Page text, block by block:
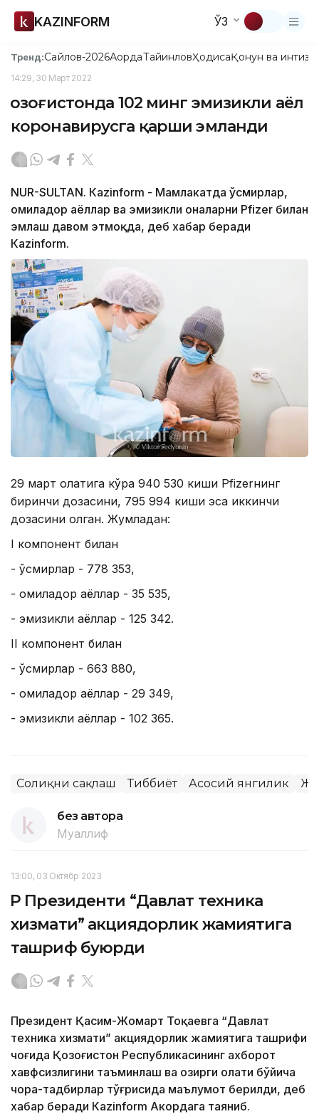
KAZINFORM ЎЗ
Тренд:Сайлов-2026АқордаТайинловҲодисаҚонун ва
14:29, 30 Март 2022
Қозоғистонда 102 минг эмизикли аёл
коронавирусга қарши эмланди
NUR-SULTAN. Кazinform - Мамлакатда ўсмирлар,
ҳомиладор аёллар ва эмизикли оналарни Pfizer билан
эмлаш давом этмоқда, деб хабар беради
Кazinform.
29 март ҳолатига кўра 940 530 киши Pfizerнинг
биринчи дозасини, 795 994 киши эса иккинчи
дозасини олган. Жумладан:
I компонент билан
- ўсмирлар - 778 353,
- ҳомиладор аёллар - 35 535,
- эмизикли аёллар - 125 342.
II компонент билан
- ўсмирлар - 663 880,
- ҳомиладор аёллар - 29 349,
- эмизикли аёллар - 102 365.
Соғлиқни сақлаш Тиббиёт Асосий янгилик
без автора
Муаллиф
13:00, 03 Октябр 2023
ҚР Президенти “Давлат техника
хизмати” акциядорлик жамиятига
ташриф буюрди
Президент Қасим-Жомарт Тоқаевга “Давлат
техника хизмати” акциядорлик жамиятига ташрифи
чоғида Қозоғистон Республикасининг ахборот
хавфсизлигини таъминлаш ва ҳозирги ҳолати бўйича
чора-тадбирлар тўғрисида маълумот берилди, деб
хабар беради Каzinform Акордага таяниб.